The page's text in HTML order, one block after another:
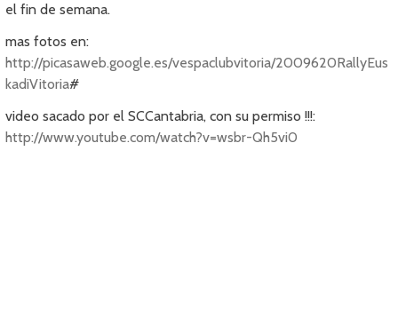
el fin de semana.
mas fotos en:
http://picasaweb.google.es/vespaclubvitoria/2009620RallyEus
kadiVitoria#
video sacado por el SCCantabria, con su permiso !!!:
http://www.youtube.com/watch?v=wsbr-Qh5vi0